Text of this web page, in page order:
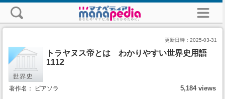
更新日時： 2025-03-31
トラヤヌス帝とは わかりやすい世界史用語
1112
著作名： ピアソラ 5,184 views